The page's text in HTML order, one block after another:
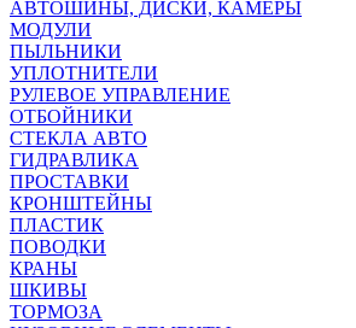
АВТОШИНЫ, ДИСКИ, КАМЕРЫ
МОДУЛИ
ПЫЛЬНИКИ
УПЛОТНИТЕЛИ
РУЛЕВОЕ УПРАВЛЕНИЕ
ОТБОЙНИКИ
СТЕКЛА АВТО
ГИДРАВЛИКА
ПРОСТАВКИ
КРОНШТЕЙНЫ
ПЛАСТИК
ПОВОДКИ
КРАНЫ
ШКИВЫ
ТОРМОЗА